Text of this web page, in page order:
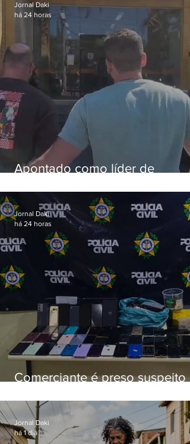
Apontado como líder de
aposentados é preso
Jornal Daki
há 24 horas
Comerciante é preso suspeito
loja
Jornal Daki
há 24 horas
Jornal Daki
há 1 dia